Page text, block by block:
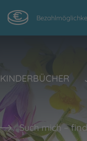
KINDERBÜCHER
Such mich –